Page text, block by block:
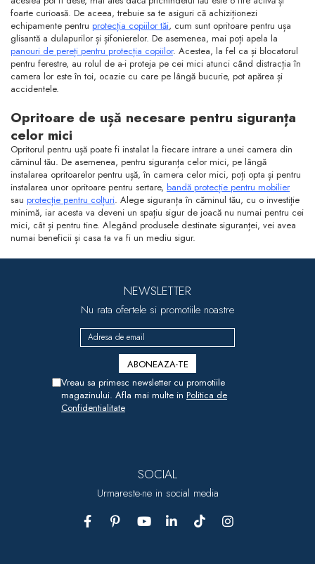
foarte curioasă. De aceea, trebuie sa te asiguri că achiziționezi
echipamente pentru protecția copiilor tăi, cum sunt opritoare pentru ușa
glisantă a dulapurilor și șifonierelor. De asemenea, mai poți apela la
panouri de pereți pentru protecția copiilor. Acestea, la fel ca și blocatorul
pentru ferestre, au rolul de a-i proteja pe cei mici atunci când distracția în
camera lor este în toi, ocazie cu care pe lângă bucurie, pot apărea și
accidentele.
Opritoare de ușă necesare pentru siguranța
celor mici
Opritorul pentru ușă poate fi instalat la fiecare intrare a unei camera din
căminul tău. De asemenea, pentru siguranța celor mici, pe lângă
instalarea opritoarelor pentru ușă, în camera celor mici, poți opta și pentru
instalarea unor opritoare pentru sertare, bandă protecție pentru mobilier
sau protecție pentru colțuri. Alege siguranța în căminul tău, cu o investiție
minimă, iar acesta va deveni un spațiu sigur de joacă nu numai pentru cei
mici, cât și pentru tine. Alegând produsele destinate siguranței, vei avea
numai beneficii și casa ta va fi un mediu sigur.
NEWSLETTER
Nu rata ofertele si promotiile noastre
Vreau sa primesc newsletter cu promotiile
magazinului. Afla mai multe in Politica de
Confidentialitate
SOCIAL
Urmareste-ne in social media